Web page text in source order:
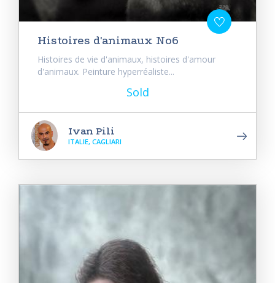
Histoires d'animaux No6
Histoires de vie d'animaux, histoires d'amour
d'animaux. Peinture hyperréaliste...
Sold
Ivan Pili
ITALIE, CAGLIARI